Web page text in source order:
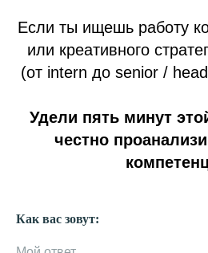
Если ты ищешь работу
или креативного
(от intern до senior /
Удели пять минут
честно
Как вас зовут: